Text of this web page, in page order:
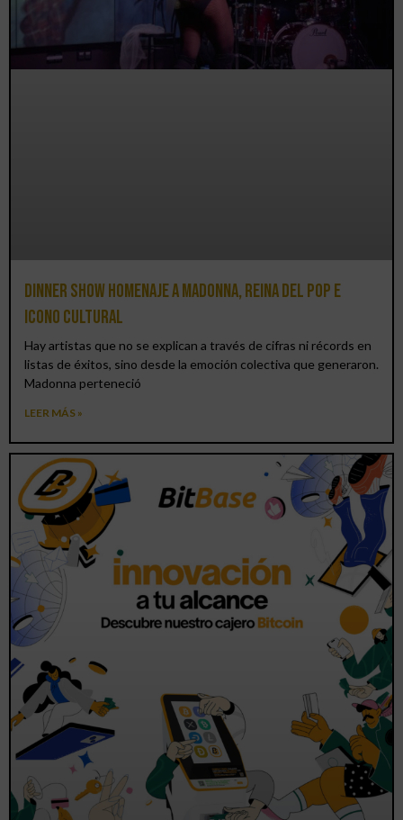
Dinner Show homenaje a Madonna, reina del pop e
icono cultural
Hay artistas que no se explican a través de cifras ni récords en
listas de éxitos, sino desde la emoción colectiva que generaron.
Madonna perteneció
LEER MÁS »